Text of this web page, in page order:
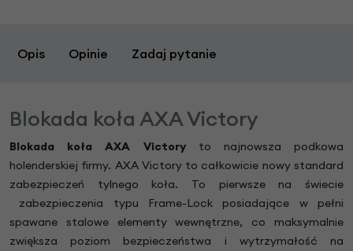
Opis Opinie Zadaj pytanie
Blokada koła AXA Victory
Blokada koła AXA Victoryto najnowsza podkowa
holenderskiej firmy. AXA Victory to całkowicie nowy standard
zabezpieczeń tylnego koła. To pierwsze na świecie
zabezpieczenia typu Frame-Lock posiadające w pełni
spawane stalowe elementy wewnętrzne, co maksymalnie
zwiększa poziom bezpieczeństwa i wytrzymałość na